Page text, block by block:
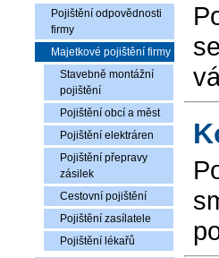
Pojištění odpovědnosti
firmy
Majetkové pojištění firmy
Stavebně montážní
pojištění
Pojištění obcí a měst
Pojištění elektráren
Pojištění přepravy
zásilek
Cestovní pojištění
Pojištění zasílatele
Pojištění lékařů